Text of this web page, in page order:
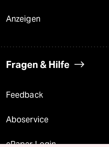
Anzeigen
Fragen & Hilfe
Feedback
Aboservice
ePaper Login